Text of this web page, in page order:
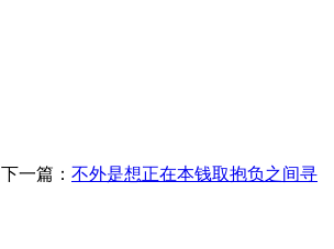
下一篇： 不外是想正在本钱取抱负之间寻